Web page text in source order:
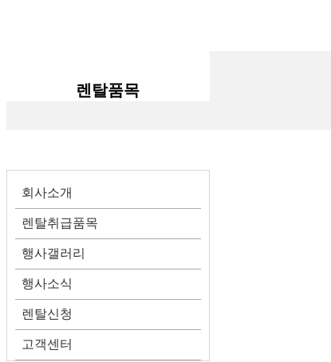
렌탈품목
회사소개
렌탈취급품목
행사갤러리
행사소식
렌탈신청
고객센터